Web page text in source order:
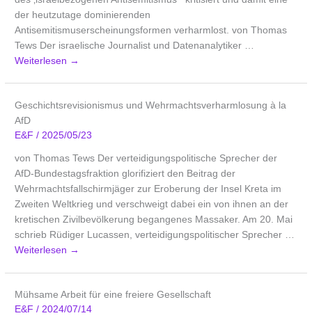
der heutzutage dominierenden
Antisemitismuserscheinungsformen verharmlost. von Thomas
Tews Der israelische Journalist und Datenanalytiker …
Weiterlesen →
Geschichtsrevisionismus und Wehrmachtsverharmlosung à la
AfD
E&F/ 2025/05/23
von Thomas Tews Der verteidigungspolitische Sprecher der
AfD-Bundestagsfraktion glorifiziert den Beitrag der
Wehrmachtsfallschirmjäger zur Eroberung der Insel Kreta im
Zweiten Weltkrieg und verschweigt dabei ein von ihnen an der
kretischen Zivilbevölkerung begangenes Massaker. Am 20. Mai
schrieb Rüdiger Lucassen, verteidigungspolitischer Sprecher …
Weiterlesen →
Mühsame Arbeit für eine freiere Gesellschaft
E&F/2024/07/14